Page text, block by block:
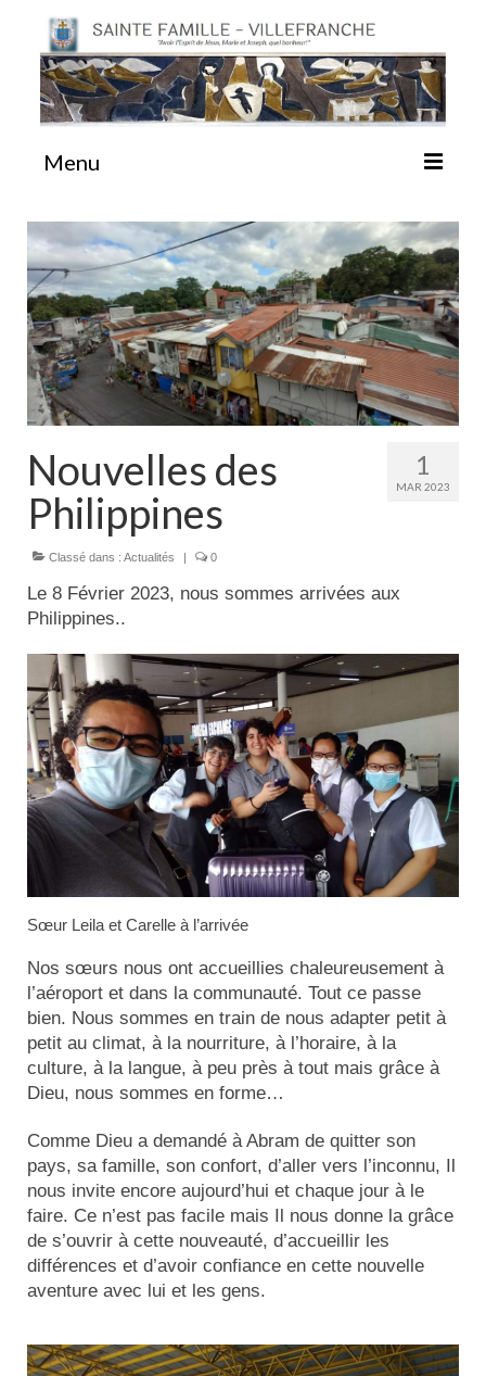
Menu
#87 (pas de titre)
Sainte Emilie
La Congrégation
La Maison-Mère
Actualités
Tutelle
1
MAR 2023
Nouvelles des
Philippines
Classé dans : Actualités | 0
Le 8 Février 2023, nous sommes arrivées aux
Philippines..
Sœur Leila et Carelle à l’arrivée
Nos sœurs nous ont accueillies chaleureusement à
l’aéroport et dans la communauté. Tout ce passe
bien. Nous sommes en train de nous adapter petit à
petit au climat, à la nourriture, à l’horaire, à la
culture, à la langue, à peu près à tout mais grâce à
Dieu, nous sommes en forme…
Comme Dieu a demandé à Abram de quitter son
pays, sa famille, son confort, d’aller vers l’inconnu, Il
nous invite encore aujourd’hui et chaque jour à le
faire. Ce n’est pas facile mais Il nous donne la grâce
de s’ouvrir à cette nouveauté, d’accueillir les
différences et d’avoir confiance en cette nouvelle
aventure avec lui et les gens.